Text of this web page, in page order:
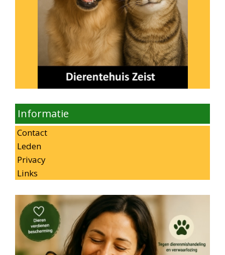
Informatie
Contact
Leden
Privacy
Links